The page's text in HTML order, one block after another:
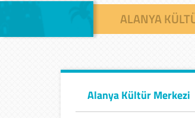
ALANYA
Alanya Kültür Merkezi